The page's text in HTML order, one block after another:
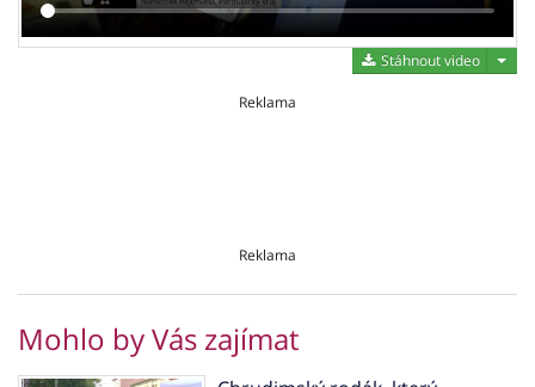
Stáhnout video
Reklama
Reklama
Mohlo by Vás zajímat